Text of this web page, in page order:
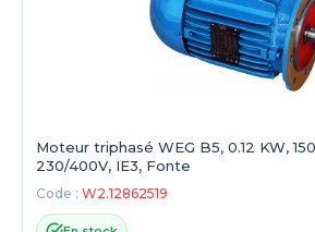
Moteur triphasé WEG B5, 0.12 KW,
230/400V, IE3, Fonte
Code : W2.12862519